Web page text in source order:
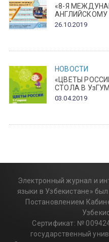
«8-Я
АНГЛИЙСКОМУ
26.10.2019
НОВОСТИ
«ЦВЕТЫ
СТОЛА В
03.04.2019
Электронный журнал и
языки в Узбекистане»
Постановлением
Сертификат: №
государственный